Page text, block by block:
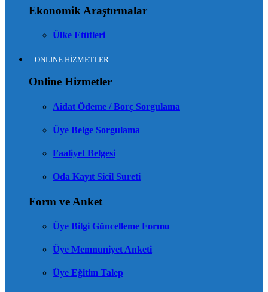
Ekonomik Araştırmalar
Ülke Etütleri
ONLINE HİZMETLER
Online Hizmetler
Aidat Ödeme / Borç Sorgulama
Üye Belge Sorgulama
Faaliyet Belgesi
Oda Kayıt Sicil Sureti
Form ve Anket
Üye Bilgi Güncelleme Formu
Üye Memnuniyet Anketi
Üye Eğitim Talep